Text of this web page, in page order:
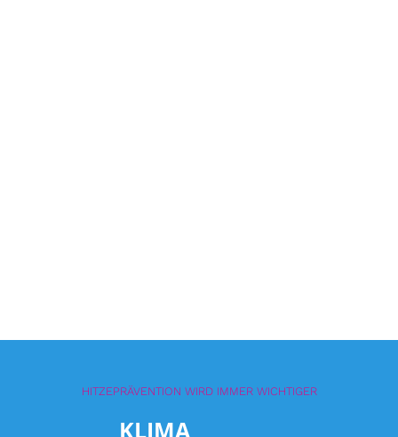
HITZEPRÄVENTION WIRD IMMER WICHTIGER
KLIMA